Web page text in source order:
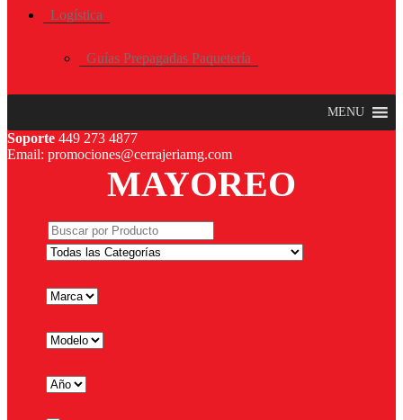
Logística
Guías Prepagadas Paquetería
MENU
Soporte 449 273 4877
Email: promociones@cerrajeriamg.com
MAYOREO